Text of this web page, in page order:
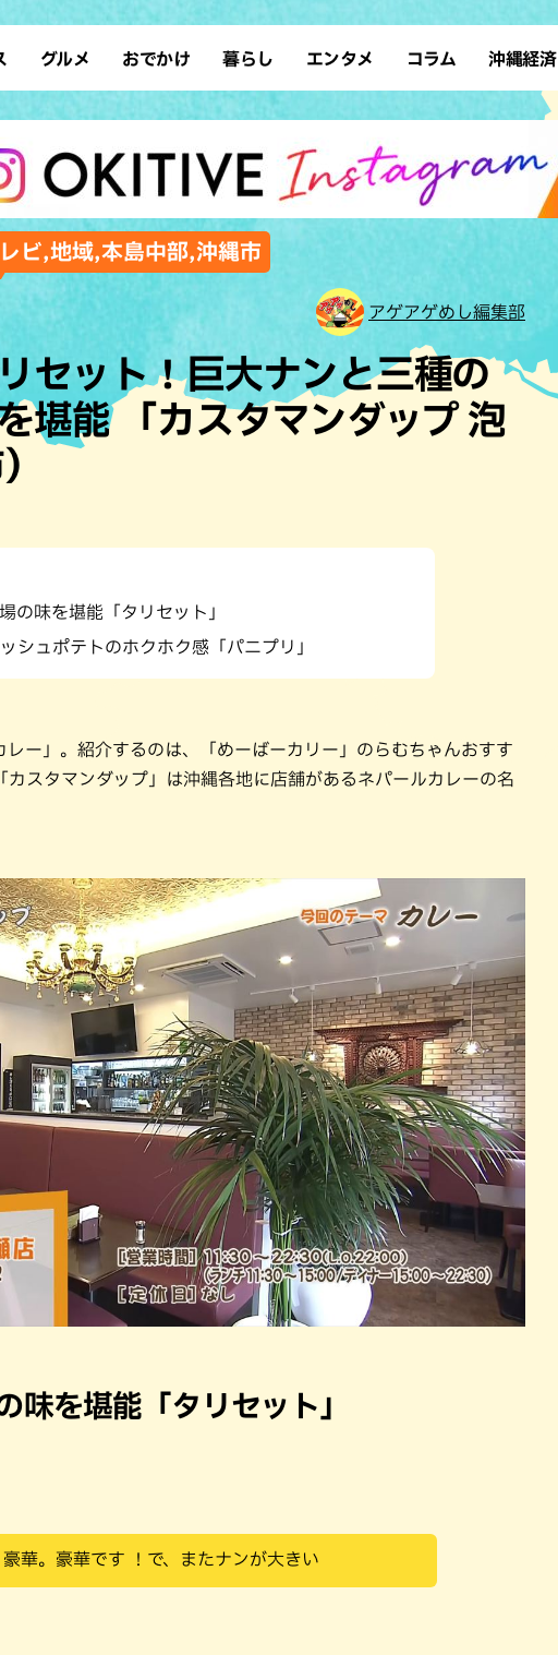
グルメ
ラーメン 沖縄そば
テイクアウト カフェ
すし・魚料理 和食・日本料理
沖縄料理 アジア・エスニック
中華
ステーキ・焼肉 焼鳥・串料理
その他の肉料理 居酒屋・バー
ッフェ・バイキング
おでかけ
デート ドライブ
散歩 ソロ活
歴史
アート
ショッピング ホテル
サウナ 公園
沖縄の海
暮らし
レシピ SDGs
ファッション ローカルニュース
沖縄移住 沖縄旧暦行事
エンタメ
スポーツ 占い
タレント・芸人 テレビ
コラム 沖縄経済
ビ,地域,本島中部,沖縄市
アゲアゲめし編集部
セット！巨大ナンと三種の
堪能 「カスタマンダップ 泡
の味を堪能「タリセット」
シュポテトのホクホク感「パニプリ」
ー」。紹介するのは、「めーばーカリー」のらむちゃんおすす
スタマンダップ」は沖縄各地に店舗があるネパールカレーの名
味を堪能「タリセット」
豪華。豪華です ！で、またナンが大きい